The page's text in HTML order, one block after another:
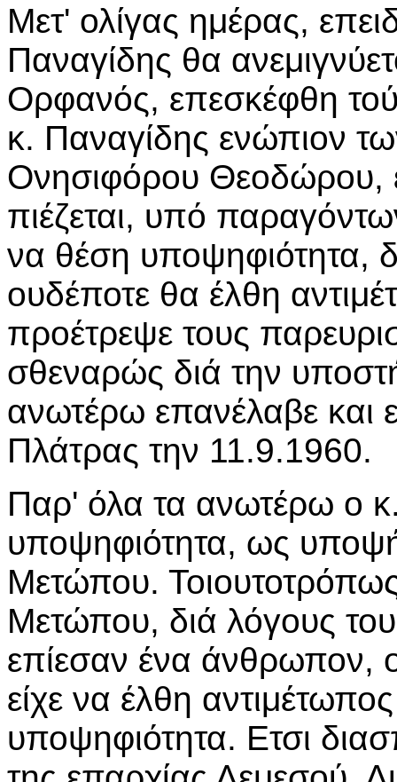
Μετ' ολίγας ημέρας,
Παναγίδης θα
Ορφανός, επεσκέφθη
κ. Παναγίδης ενώπιον
Ονησιφόρου Θεοδώρου,
πιέζεται, υπό
να θέση υποψηφιότητα,
ουδέποτε θα έλθη
προέτρεψε τους
σθεναρώς διά την
ανωτέρω επανέλαβε και
Πλάτρας την 11.9.1960.
Παρ' όλα τα ανωτέρω ο
υποψηφιότητα, ως
Μετώπου.
Μετώπου, διά λόγους
επίεσαν ένα άνθρωπον,
είχε να έλθη
υποψηφιότητα. Ετσι